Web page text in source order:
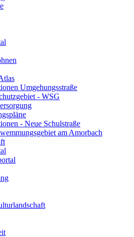
Umgehungsstraße
- WSG
- Neue Schulstraße
am Amorbach